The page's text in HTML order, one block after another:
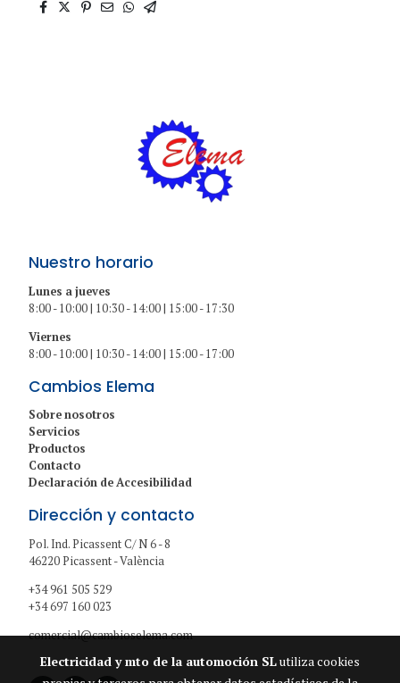
Nuestro horario
Lunes a jueves
8:00 - 10:00 | 10:30 - 14:00 | 15:00 - 17:30
Viernes
8:00 - 10:00 | 10:30 - 14:00 | 15:00 - 17:00
Cambios Elema
Sobre nosotros
Servicios
Productos
Contacto
Declaración de Accesibilidad
Dirección y contacto
Pol. Ind. Picassent C/ N 6 - 8
46220 Picassent - València
+34 961 505 529
+34 697 160 023
comercial@cambioselema.com
Electricidad y mto de la automoción SLutiliza cookies